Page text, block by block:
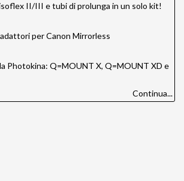
II/III e tubi di prolunga in un solo kit!
per Canon Mirrorless
Photokina: Q=MOUNT X, Q=MOUNT XD e
Continua...